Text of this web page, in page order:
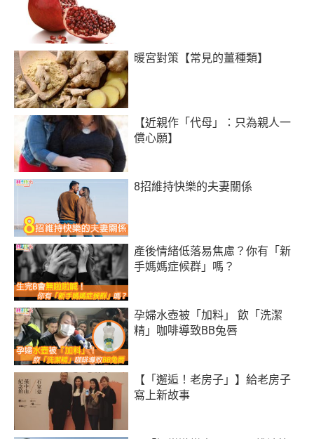
暖宮對策【常見的薑種類】
【近親作「代母」：只為親人一
償心願】
8招維持快樂的夫妻關係
產後情緒低落易焦慮？你有「新
手媽媽症候群」嗎？
孕婦水壺被「加料」 飲「洗潔
精」咖啡導致BB兔唇
【「邂逅！老房子」】給老房子
寫上新故事